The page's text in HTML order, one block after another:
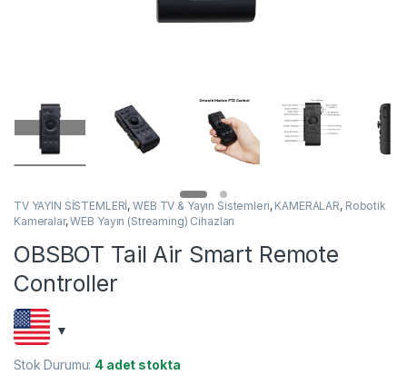
TV YAYIN SİSTEMLERİ,WEB TV & Yayın Sistemleri, KAMERALAR, Robotik
Kameralar,WEB Yayın (Streaming) Cihazları
OBSBOT Tail Air Smart Remote
Controller
Stok Durumu: 4 adet stokta